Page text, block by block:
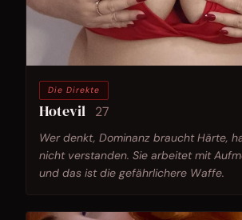
Die Direkte
Hotevil 27
Wer denkt, Dominanz braucht Härte,
nicht verstanden. Sie arbeitet mit
und das ist die gefährlichere Waffe.